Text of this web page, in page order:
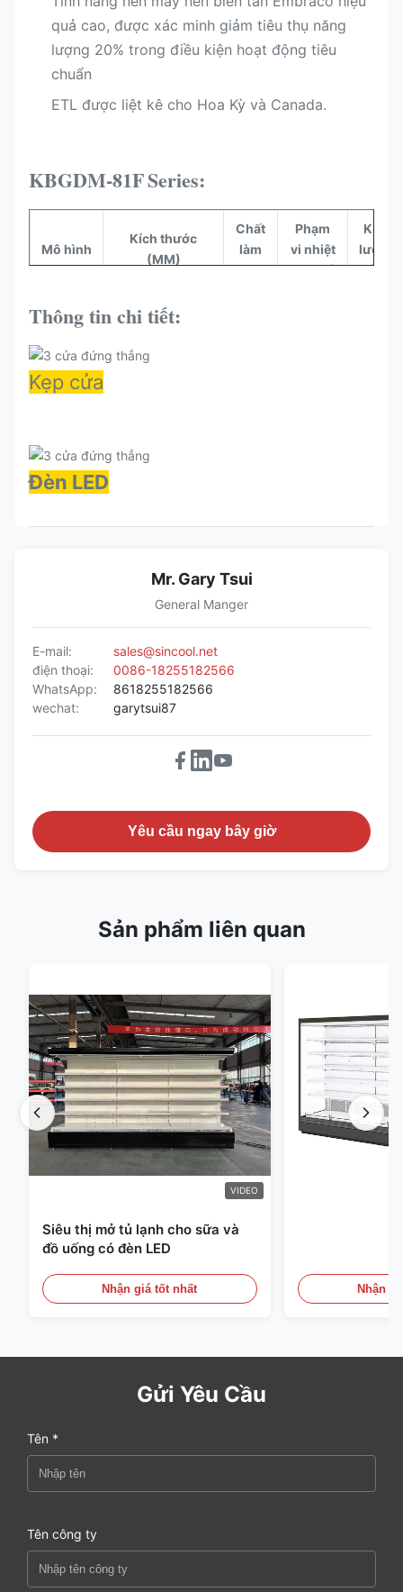
quả cao, được xác minh giảm tiêu thụ năng
lượng 20% trong điều kiện hoạt động tiêu
chuẩn
ETL được liệt kê cho Hoa Kỳ và Canada.
KBGDM-81FSeries:
Mô hình
Kích thước
(MM)
Chất
làm
mát
Phạm
vi nhiệt
độ (°C)
Khối
lượng
(L)
KBGDM-
81F
Thông tin chi tiết:
Kẹp cửa
Đèn LED
Mr. Gary Tsui
General Manger
E-mail:
sales@sincool.net
điện thoại:
0086-18255182566
WhatsApp:
8618255182566
wechat:
garytsui87
Yêu cầu ngay bây giờ
Sản phẩm liên quan
VIDEO
Siêu thị mở tủ lạnh cho sữa và
đồ uống có đèn LED
Nhận giá tốt nhất Nhận
Gửi Yêu Cầu
Tên *
Tên công ty